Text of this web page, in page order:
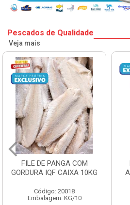
Pescados de Qualidade
Veja mais
FILE DE PANGA SEMI
APARADO PACOTE 1KG
Código: 20019
Embalagem: KG/10